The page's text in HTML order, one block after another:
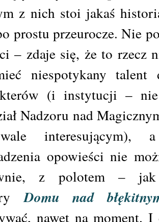
z nich stoi jakaś
prostu przeurocze. Nie
– zdaje się, że to rzecz
niespotykany talent
(i instytucji –
Nadzoru nad
opowieści nie
z polotem – jak
Domu nad
nawet na moment.